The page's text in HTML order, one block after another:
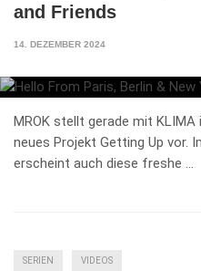
and Friends
14. DEZEMBER 2024
MROK stellt gerade mit
neues Projekt Getting Up vor.
erscheint auch diese freshe …
SERIEN VIDEOS